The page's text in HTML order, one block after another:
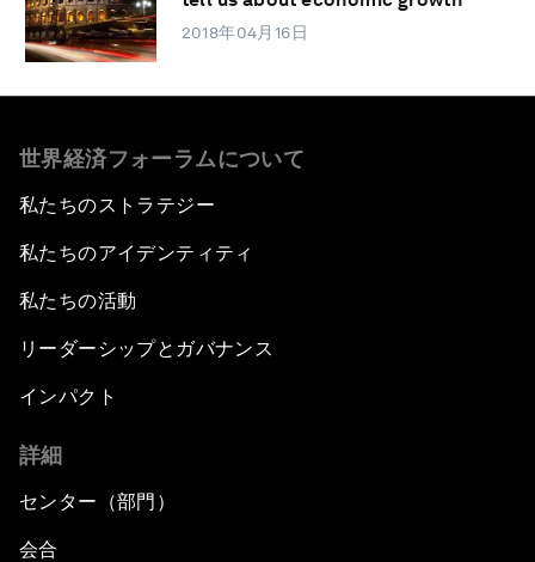
2018年04月16日
世界経済フォーラムについて
私たちのストラテジー
私たちのアイデンティティ
私たちの活動
リーダーシップとガバナンス
インパクト
詳細
センター（部門）
会合